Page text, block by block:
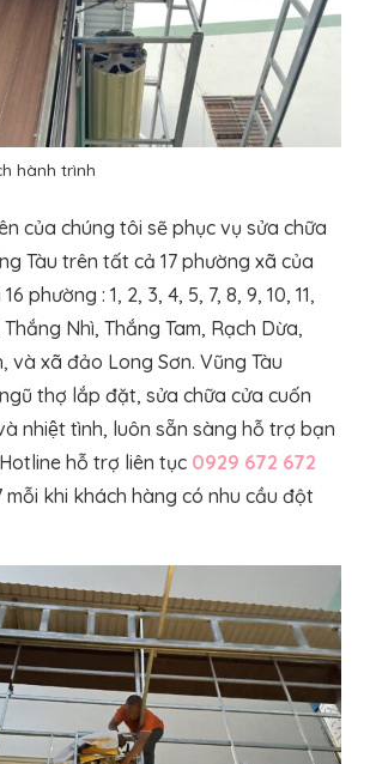
hành trình
của chúng tôi sẽ phục vụ sửa chữa
Tàu trên tất cả 17 phường xã của
phường : 1, 2, 3, 4, 5, 7, 8, 9, 10, 11,
Nhì, Thắng Tam, Rạch Dừa,
và xã đảo Long Sơn. Vũng Tàu
thợ lắp đặt, sửa chữa cửa cuốn
nhiệt tình, luôn sẵn sàng hỗ trợ bạn
hỗ trợ liên tục 0929 672 672
khi khách hàng có nhu cầu đột